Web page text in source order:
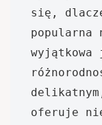
się,
popularna
wyjątkowa
oferuje